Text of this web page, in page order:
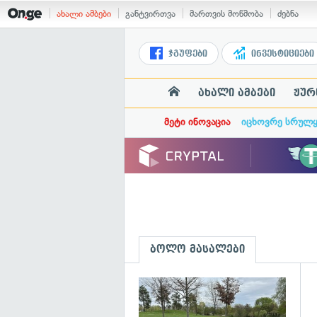
ახალი ამბები განტვირთვა მართვის მოწმობა ძებნა
ჯგუფები ინვესტიციები
ახალი ამბები
მეტი ინოვაცია იცხოვრე
ბოლო მასალები